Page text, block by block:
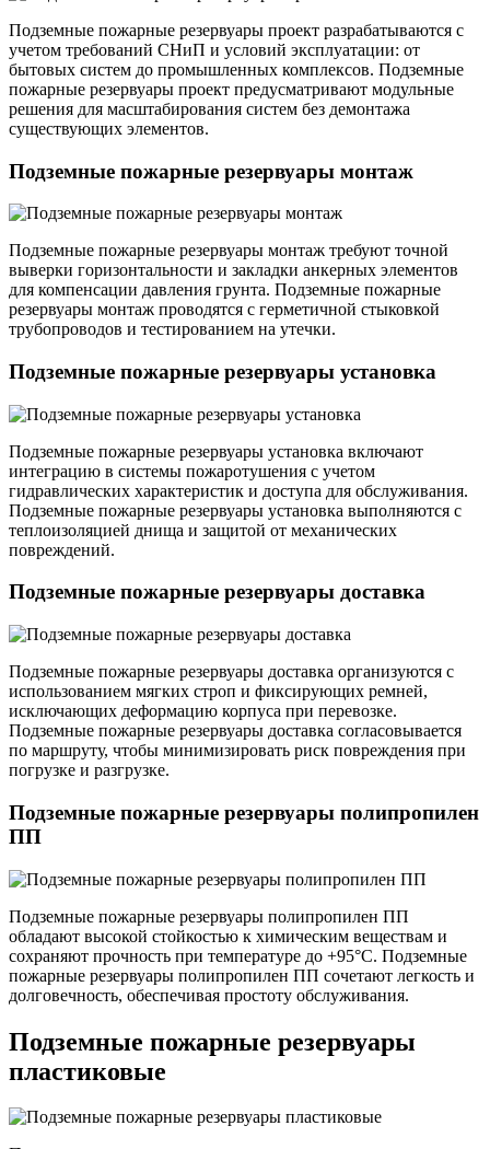
Подземные пожарные резервуары проект разрабатываются с
учетом требований СНиП и условий эксплуатации: от
бытовых систем до промышленных комплексов. Подземные
пожарные резервуары проект предусматривают модульные
решения для масштабирования систем без демонтажа
существующих элементов.
Подземные пожарные резервуары монтаж
Подземные пожарные резервуары монтаж требуют точной
выверки горизонтальности и закладки анкерных элементов
для компенсации давления грунта. Подземные пожарные
резервуары монтаж проводятся с герметичной стыковкой
трубопроводов и тестированием на утечки.
Подземные пожарные резервуары установка
Подземные пожарные резервуары установка включают
интеграцию в системы пожаротушения с учетом
гидравлических характеристик и доступа для обслуживания.
Подземные пожарные резервуары установка выполняются с
теплоизоляцией днища и защитой от механических
повреждений.
Подземные пожарные резервуары доставка
Подземные пожарные резервуары доставка организуются с
использованием мягких строп и фиксирующих ремней,
исключающих деформацию корпуса при перевозке.
Подземные пожарные резервуары доставка согласовывается
по маршруту, чтобы минимизировать риск повреждения при
погрузке и разгрузке.
Подземные пожарные резервуары полипропилен
ПП
Подземные пожарные резервуары полипропилен ПП
обладают высокой стойкостью к химическим веществам и
сохраняют прочность при температуре до +95°C. Подземные
пожарные резервуары полипропилен ПП сочетают легкость и
долговечность, обеспечивая простоту обслуживания.
Подземные пожарные резервуары
пластиковые